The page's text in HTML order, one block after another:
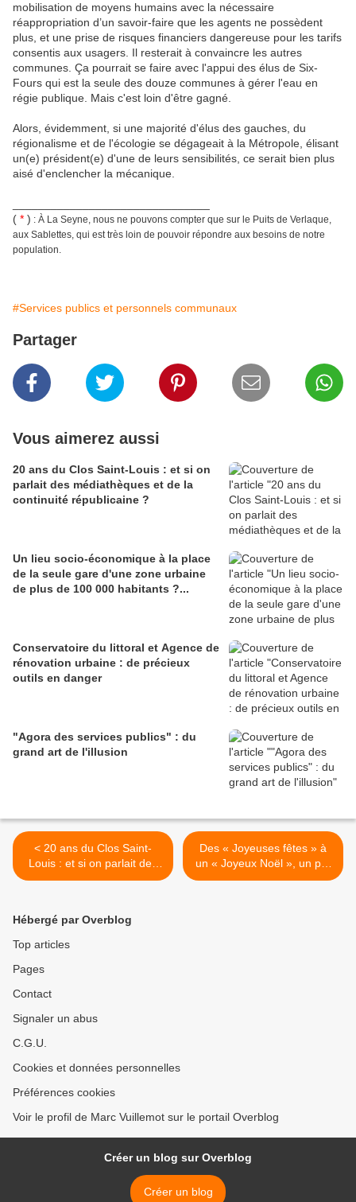
mobilisation de moyens humains avec la nécessaire
réappropriation d’un savoir-faire que les agents ne possèdent
plus, et une prise de risques financiers dangereuse pour les tarifs
consentis aux usagers. Il resterait à convaincre les autres
communes. Ça pourrait se faire avec l'appui des élus de Six-
Fours qui est la seule des douze communes à gérer l'eau en
régie publique. Mais c'est loin d'être gagné.
Alors, évidemment, si une majorité d'élus des gauches, du
régionalisme et de l'écologie se dégageait à la Métropole, élisant
un(e) président(e) d'une de leurs sensibilités, ce serait bien plus
aisé d'enclencher la mécanique.
( * ) : À La Seyne, nous ne pouvons compter que sur le Puits de Verlaque,
aux Sablettes, qui est très loin de pouvoir répondre aux besoins de notre
population.
#Services publics et personnels communaux
Partager
Vous aimerez aussi
20 ans du Clos Saint-Louis : et si on
parlait des médiathèques et de la
continuité républicaine ?
Un lieu socio-économique à la place
de la seule gare d'une zone urbaine
de plus de 100 000 habitants ?...
Conservatoire du littoral et Agence de
rénovation urbaine : de précieux
outils en danger
"Agora des services publics" : du
grand art de l'illusion
< 20 ans du Clos Saint-
Louis : et si on parlait des
médiathèques et de la
Des « Joyeuses fêtes » à
un « Joyeux Noël », un pur
hasard ? >
Hébergé par Overblog
Top articles
Pages
Contact
Signaler un abus
C.G.U.
Cookies et données personnelles
Préférences cookies
Voir le profil de Marc Vuillemot sur le portail Overblog
Créer un blog sur Overblog
Créer un blog